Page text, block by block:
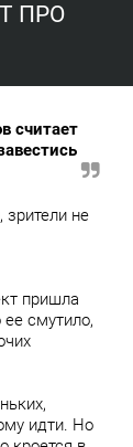
ПРО
считает
зрители не
пришла
смутило,
идти. Но